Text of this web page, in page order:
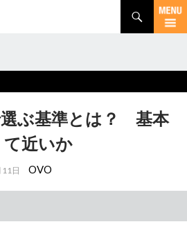
選ぶ基準とは？ 基本
近いか
日 OVO